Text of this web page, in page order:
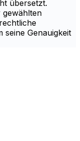
übersetzt.
gewählten
seine Genauigkeit